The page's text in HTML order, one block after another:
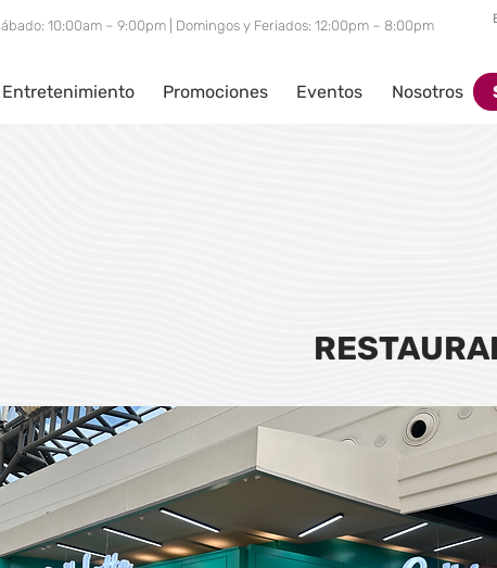
Entretenimiento Promociones Eventos Nosotros
10:00am – 9:00pm | Domingos y Feriados: 12:00pm – 8:00pm